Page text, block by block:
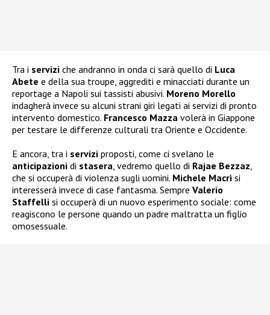
Tra i servizi che andranno in onda ci sarà quello di Luca
Abete e della sua troupe, aggrediti e minacciati durante un
reportage a Napoli sui tassisti abusivi. Moreno Morello
indagherà invece su alcuni strani giri legati ai servizi di pronto
intervento domestico. Francesco Mazza volerà in Giappone
per testare le differenze culturali tra Oriente e Occidente.
E ancora, tra i servizi proposti, come ci svelano le
anticipazioni di stasera , vedremo quello di Rajae Bezzaz
che si occuperà di violenza sugli uomini. Michele Macrì si
interesserà invece di case fantasma. Sempre Valerio
Staffelli si occuperà di un nuovo esperimento sociale: come
reagiscono le persone quando un padre maltratta un figlio
omosessuale.